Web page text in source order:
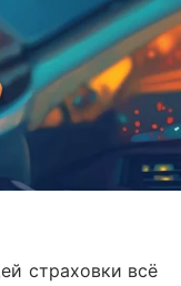
страховки всё